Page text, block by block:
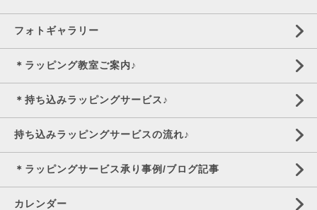
フォトギャラリー
＊ラッピング教室ご案内♪
＊持ち込みラッピングサービス♪
持ち込みラッピングサービスの流れ♪
＊ラッピングサービス承り事例/ブログ記事
カレンダー